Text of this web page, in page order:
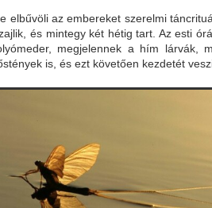
elbűvöli az embereket szerelmi
és mintegy két hétig tart. Az esti
megjelennek a hím lárvák,
is, és ezt követően kezdetét